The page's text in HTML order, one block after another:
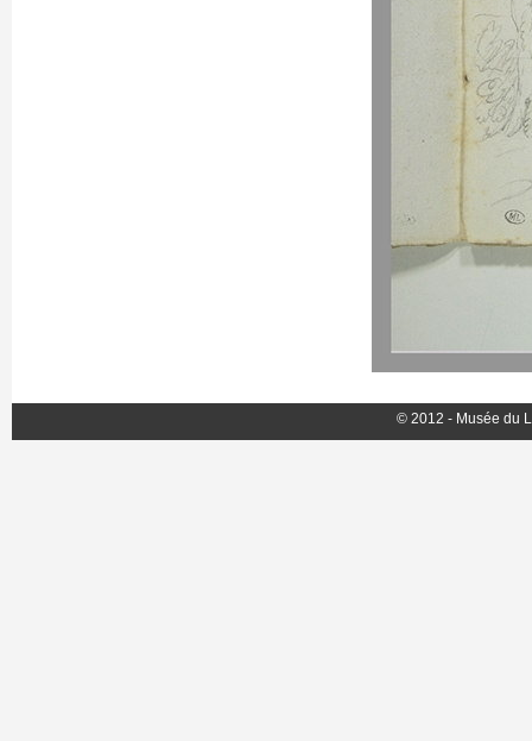
© 2012 - Musée du